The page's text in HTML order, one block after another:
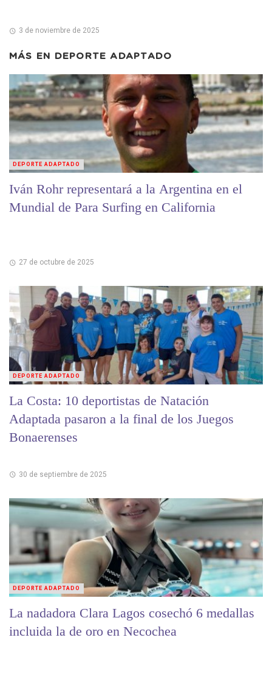
3 de noviembre de 2025
MÁS EN DEPORTE ADAPTADO
Iván Rohr representará a la Argentina en el
Mundial de Para Surfing en California
27 de octubre de 2025
DEPORTE ADAPTADO
La Costa: 10 deportistas de Natación
Adaptada pasaron a la final de los Juegos
Bonaerenses
30 de septiembre de 2025
DEPORTE ADAPTADO
La nadadora Clara Lagos cosechó 6 medallas
incluida la de oro en Necochea
DEPORTE ADAPTADO